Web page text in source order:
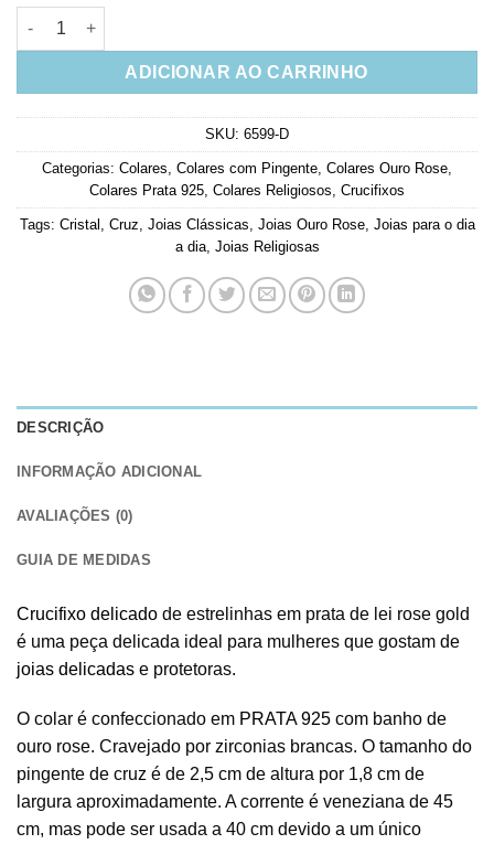
Crucifixo Delicado De Estrelinhas Em Prata De Lei Rose Gold
ADICIONAR AO CARRINHO
SKU: 6599-D
Categorias: Colares Colares com Pingente Colares Ouro Rose
Colares Prata 925 Colares Religiosos Crucifixos
Tags: Cristal Cruz Joias Clássicas Joias Ouro Rose, Joias para o dia
a dia, Joias Religiosas
DESCRIÇÃO
INFORMAÇÃO ADICIONAL
AVALIAÇÕES (0)
GUIA DE MEDIDAS
Crucifixo delicado de estrelinhas em prata de lei rose gold
é uma peça delicada ideal para mulheres que gostam de
joias delicadas e protetoras.
O colar é confeccionado em PRATA 925 com banho de
ouro rose. Cravejado por zirconias brancas. O tamanho do
pingente de cruz é de 2,5 cm de altura por 1,8 cm de
largura aproximadamente. A corrente é veneziana de 45
cm, mas pode ser usada a 40 cm devido a um único